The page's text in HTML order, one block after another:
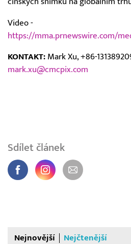
Video -
https://mma.prnewswire.com/
KONTAKT: Mark Xu, +86-
mark.xu@cmcpix.com
Sdílet článek
Nejnovější Nejčtenější